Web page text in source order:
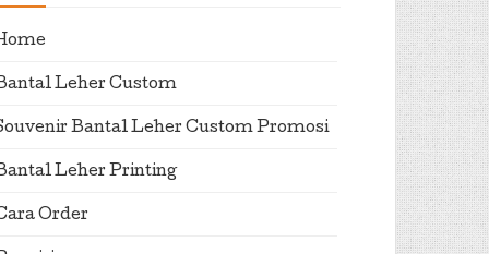
Leher Custom
Bantal Leher Custom Promosi
Leher Printing
Order